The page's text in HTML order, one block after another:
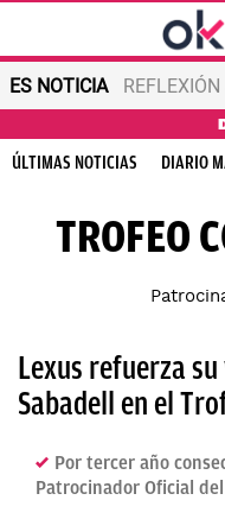
ES NOTICIA
ÚLTIMAS NOTICIAS DIARIO
TROFEO
Lexus refuerza
Sabadell en el
Por tercer año
Patrocinador Oficial